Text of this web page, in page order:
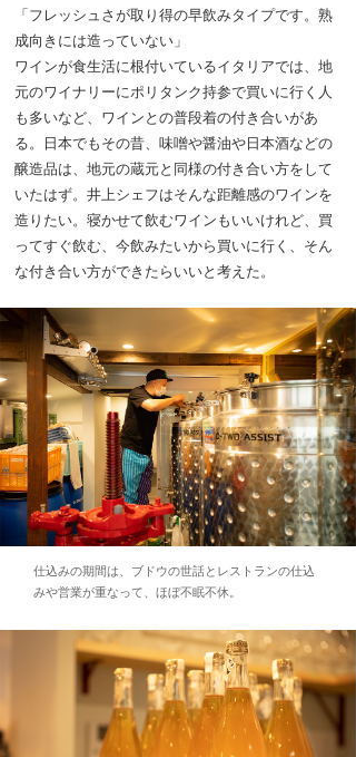
「フレッシュさが取り得の早飲みタイプです。熟
成向きには造っていない」
ワインが食生活に根付いているイタリアでは、地
元のワイナリーにポリタンク持参で買いに行く人
も多いなど、ワインとの普段着の付き合いがあ
る。日本でもその昔、味噌や醤油や日本酒などの
醸造品は、地元の蔵元と同様の付き合い方をして
いたはず。井上シェフはそんな距離感のワインを
造りたい。寝かせて飲むワインもいいけれど、買
ってすぐ飲む、今飲みたいから買いに行く、そん
な付き合い方ができたらいいと考えた。
仕込みの期間は、ブドウの世話とレストランの仕込
みや営業が重なって、ほぼ不眠不休。